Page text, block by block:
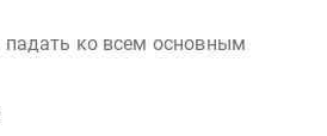
падать ко всем основным